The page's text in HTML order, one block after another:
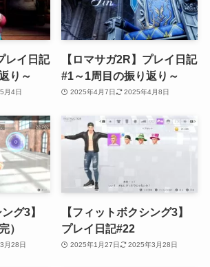
レイ日記
り～
月4日
【ロマサガ2R】プレイ日記
#1～1周目の振り返り～
2025年4月7日 2025年4月8日
グ3】
）
月28日
【フィットボクシング3】
プレイ日記#22
2025年1月27日 2025年3月28日